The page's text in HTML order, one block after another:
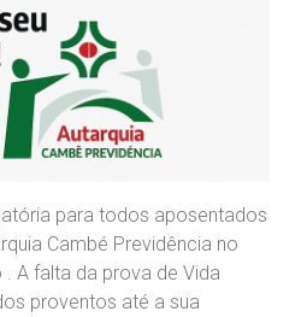
para todos aposentados
Cambé Previdência no
A falta da prova de Vida
proventos até a sua